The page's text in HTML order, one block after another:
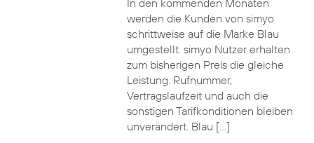
In den kommenden Monaten
werden die Kunden von simyo
schrittweise auf die Marke Blau
umgestellt. simyo Nutzer erhalten
zum bisherigen Preis die gleiche
Leistung. Rufnummer,
Vertragslaufzeit und auch die
sonstigen Tarifkonditionen bleiben
unverändert. Blau […]